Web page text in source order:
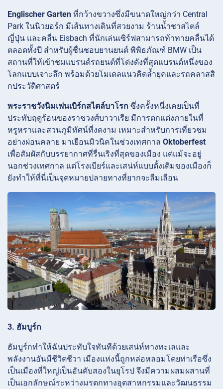
Englischer Garten ที่กว้างขวางซึ่งมีขนาดใหญ่กว่า Central
Park ในนิวยอร์ก มีเส้นทางเดินที่สวยงาม ร้านน้ำชาสไตล์
ญี่ปุ่น และคลื่น Eisbach ที่นักเล่นเซิร์ฟสามารถท้าทายคลื่นได้
ตลอดทั้งปี สำหรับผู้ชื่นชอบยานยนต์ พิพิธภัณฑ์ BMW เป็น
สถานที่ให้เข้าชมแบรนด์รถยนต์ที่โด่งดังที่สุดแบรนด์หนึ่งของ
โลกแบบเจาะลึก พร้อมด้วยโมเดลแนวคิดล้ำยุคและรถคลาสสิ
กประวัติศาสตร์
พระราชวังนิมเฟนเบิร์กสไตล์บาโรก ซึ่งครั้งหนึ่งเคยเป็นที่
ประทับฤดูร้อนของราชวงศ์บาวาเรีย มีการตกแต่งภายในที่
หรูหราและสวนภูมิทัศน์ที่งดงาม เหมาะสำหรับการเที่ยวชม
อย่างผ่อนคลาย มาเยือนมิวนิคในช่วงเทศกาล Oktoberfest
เพื่อสัมผัสกับบรรยากาศที่รื่นเริงที่สุดของเมือง แต่แม้จะอยู่
นอกช่วงเทศกาล แต่โรงเบียร์และเสน่ห์แบบดั้งเดิมของเมืองก็
ยังทำให้ที่นี่เป็นจุดหมายปลายทางที่ยากจะลืมเลือน
3. ฮัมบูร์ก
ฮัมบูร์กทำให้ฉันประทับใจทันทีด้วยเสน่ห์ทางทะเลและ
พลังงานอันมีชีวิตชีวา เมืองแห่งนี้ถูกหล่อหลอมโดยท่าเรือซึ่ง
เป็นเมืองที่ใหญ่เป็นอันดับสองในยุโรป จึงมีความผสมผสานที่
เป็นเอกลักษณ์ระหว่างมรดกทางอุตสาหกรรมและวัฒนธรรม